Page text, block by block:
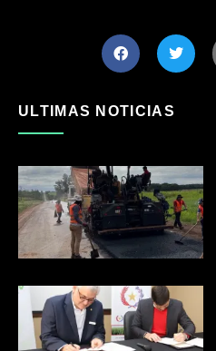
ULTIMAS NOTICIAS